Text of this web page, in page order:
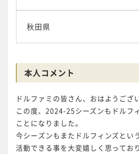
秋田県
本人コメント
ドルファミの皆さん、おはようござ
この度、2024-25シーズンもドルフ
ことになりました。
今シーズンもまたドルフィンズとい
活動できる事を大変嬉しく思ってお